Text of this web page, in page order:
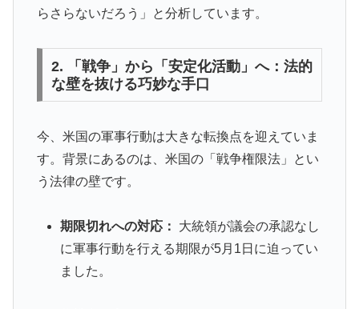
らさらないだろう」と分析しています。
2. 「戦争」から「安定化活動」へ：法的
な壁を抜ける巧妙な手口
今、米国の軍事行動は大きな転換点を迎えていま
す。背景にあるのは、米国の「戦争権限法」とい
う法律の壁です。
期限切れへの対応：
大統領が議会の承認なし
に軍事行動を行える期限が5月1日に迫ってい
ました。